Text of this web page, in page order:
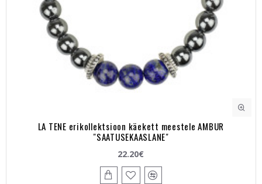
LA TENE erikollektsioon käekett meestele AMBUR
"SAATUSEKAASLANE"
22.20€